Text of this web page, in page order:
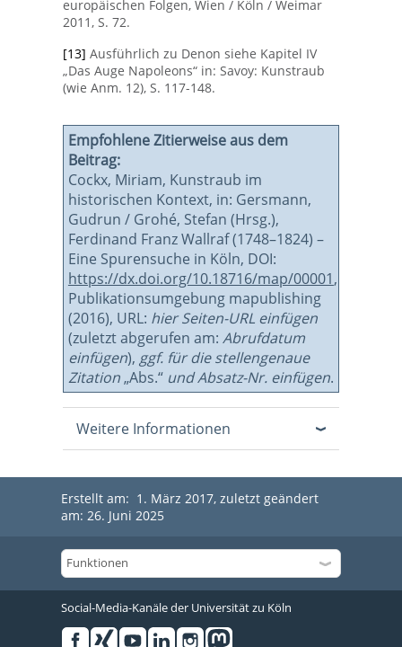
europäischen Folgen, Wien / Köln / Weimar
2011, S. 72.
[13] Ausführlich zu Denon siehe Kapitel IV
„Das Auge Napoleons“ in: Savoy: Kunstraub
(wie Anm. 12), S. 117-148.
Empfohlene Zitierweise aus dem
Beitrag:
Cockx, Miriam, Kunstraub im
historischen Kontext, in: Gersmann,
Gudrun / Grohé, Stefan (Hrsg.),
Ferdinand Franz Wallraf (1748–1824) –
Eine Spurensuche in Köln, DOI:
https://dx.doi.org/10.18716/map/00001,
Publikationsumgebung mapublishing
(2016), URL: hier Seiten-URL einfügen
(zuletzt abgerufen am: Abrufdatum
einfügen), ggf. für die stellengenaue
Zitation„Abs.“und Absatz-Nr. einfügen.
Weitere Informationen
Erstellt am: 1. März 2017, zuletzt geändert
am: 26. Juni 2025
Social-Media-Kanäle der Universität zu Köln